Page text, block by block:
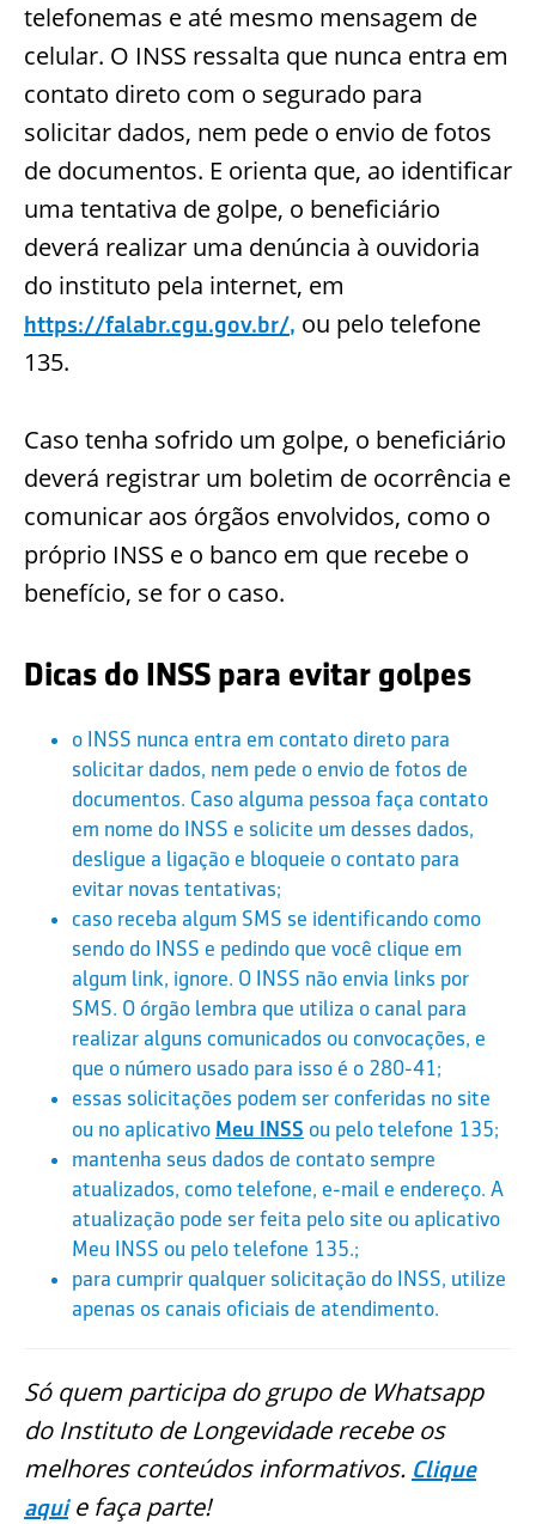
telefonemas e até mesmo mensagem de
celular. O INSS ressalta que nunca entra em
contato direto com o segurado para
solicitar dados, nem pede o envio de fotos
de documentos. E orienta que, ao identificar
uma tentativa de golpe, o beneficiário
deverá realizar uma denúncia à ouvidoria
do instituto pela internet, em
https://falabr.cgu.gov.br/, ou pelo telefone
135.
Caso tenha sofrido um golpe, o beneficiário
deverá registrar um boletim de ocorrência e
comunicar aos órgãos envolvidos, como o
próprio INSS e o banco em que recebe o
benefício, se for o caso.
Dicas do INSS para evitar golpes
o INSS nunca entra em contato direto para
solicitar dados, nem pede o envio de fotos de
documentos. Caso alguma pessoa faça contato
em nome do INSS e solicite um desses dados,
desligue a ligação e bloqueie o contato para
evitar novas tentativas;
caso receba algum SMS se identificando como
sendo do INSS e pedindo que você clique em
algum link, ignore. O INSS não envia links por
SMS. O órgão lembra que utiliza o canal para
realizar alguns comunicados ou convocações, e
que o número usado para isso é o 280-41;
essas solicitações podem ser conferidas no site
ou no aplicativo Meu INSS ou pelo telefone 135;
mantenha seus dados de contato sempre
atualizados, como telefone, e-mail e endereço. A
atualização pode ser feita pelo site ou aplicativo
Meu INSS ou pelo telefone 135.;
para cumprir qualquer solicitação do INSS, utilize
apenas os canais oficiais de atendimento.
Só quem participa do grupo de Whatsapp
do Instituto de Longevidade recebe os
melhores conteúdos informativos. Clique
aquie faça parte!